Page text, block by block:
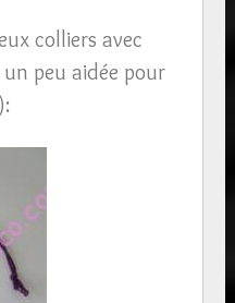
colliers avec
peu aidée pour